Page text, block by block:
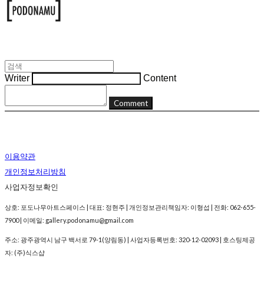
Writer Content
Comment
이용약관
개인정보처리방침
사업자정보확인
상호: 포도나무아트스페이스 | 대표: 정현주 | 개인정보관리책임자: 이형섭 | 전화: 062-655-
7900 | 이메일: gallery.podonamu@gmail.com
주소: 광주광역시 남구 백서로 79-1(양림동) | 사업자등록번호: 320-12-02093 | 호스팅제공
자: (주)식스샵